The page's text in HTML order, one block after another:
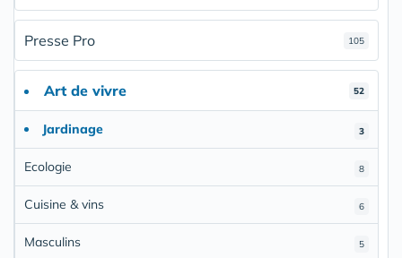
Presse Pro 105
Art de vivre 52
Jardinage 3
Ecologie 8
Cuisine & vins 6
Masculins 5